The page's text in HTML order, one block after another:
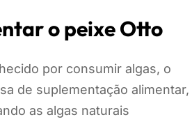
o peixe Otto
por consumir algas, o
de suplementação alimentar,
as algas naturais